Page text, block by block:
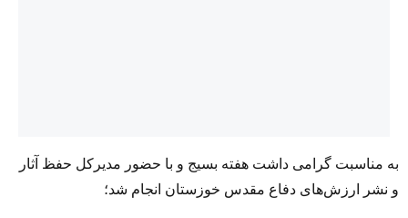
به مناسبت گرامی داشت هفته بسیج و با حضور مدیرکل حفظ آثار
و نشر ارزش‌های دفاع مقدس خوزستان انجام شد؛